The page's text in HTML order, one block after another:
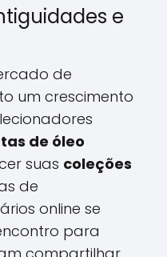
e
de
um crescimento
de óleo
suas coleções
de
online se
para